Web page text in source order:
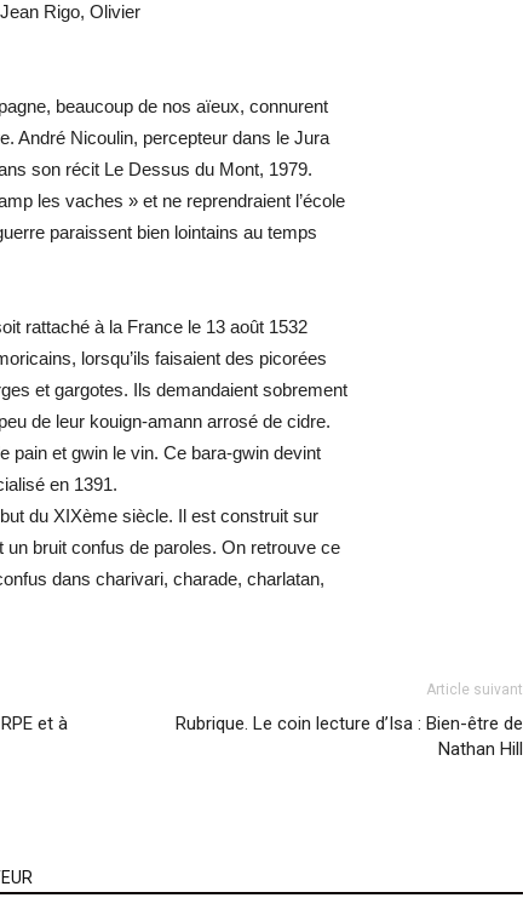
Rigo, Olivier
beaucoup de nos aïeux, connurent
André Nicoulin, percepteur dans le Jura
son récit Le Dessus du Mont, 1979.
les vaches » et ne reprendraient l’école
paraissent bien lointains au temps
rattaché à la France le 13 août 1532
lorsqu’ils faisaient des picorées
et gargotes. Ils demandaient sobrement
de leur kouign-amann arrosé de cidre.
pain et gwin le vin. Ce bara-gwin devint
en 1391.
du XIXème siècle. Il est construit sur
bruit confus de paroles. On retrouve ce
dans charivari, charade, charlatan,
et à
Article suivant
Rubrique. Le coin lecture d’Isa : Bien-être de
Nathan Hill